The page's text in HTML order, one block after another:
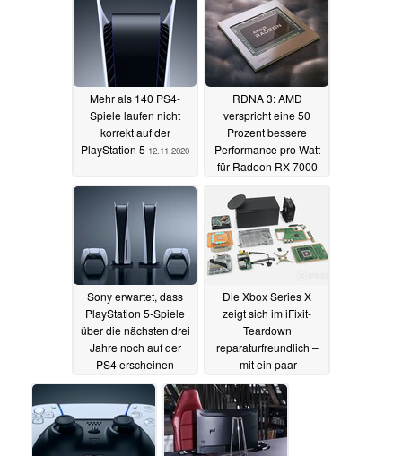
Mehr als 140 PS4-
Spiele laufen nicht
korrekt auf der
PlayStation 5 12.11.2020
RDNA 3: AMD
verspricht eine 50
Prozent bessere
Performance pro Watt
für Radeon RX 7000
Sony erwartet, dass
PlayStation 5-Spiele
über die nächsten drei
Jahre noch auf der
PS4 erscheinen
werden11.11.2020
Die Xbox Series X
zeigt sich im iFixit-
Teardown
reparaturfreundlich –
mit ein paar
Einschränkungen
11.11.2020